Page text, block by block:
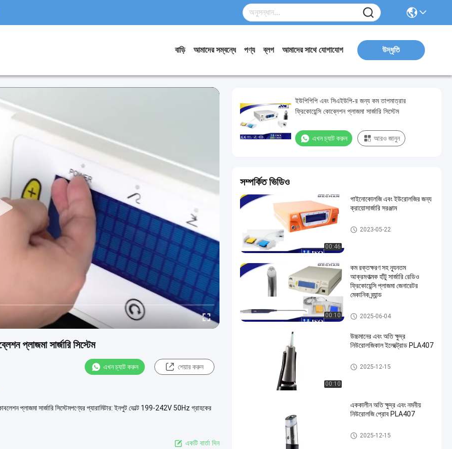
বাড়ি আমাদের সম্বন্ধে পণ্য ব্লগ আমাদের সাথে যোগাযোগ উদ্ধৃতি
প্লাজমা সার্জারি সিস্টেম
এখন চ্যাট করুন শেয়ার করুন
প্লাজমা সার্জারি সিস্টেমপণ্যের প্যারামিটার: ইনপুট ভোল্ট 199-242V 50Hz গ্রাহকের
একটি বার্তা দিন
ইউপিপিপি এবং সিএইউপি-র জন্য কম তাপমাত্রার
ফ্রিকোয়েন্সি কোব্লেশন প্লাজমা সার্জারি সিস্টেম
এখন চ্যাট করুন আরও জানুন
সম্পর্কিত ভিডিও
00:46
গাইনোকোলজি এবং ইউরোলজির জন্য
ক্রায়োসার্জারি সরঞ্জাম
প্লাজমা সার্জিকাল ডিভাইস
2023-05-22
00:10
কম রক্তক্ষরণ সহ ন্যূনতম
আক্রমণাত্মক হাঁটু সার্জারি রেডিও
ফ্রিকোয়েন্সি প্লাজমা জেনারেটর
মেকানিক ব্র্যান্ড
রেডিও ফ্রিকোয়েন্সি প্লাজমা জেনারেটর
2025-06-04
00:10
উচ্চমানের এবং অতি ক্ষুদ্র
নিউরোলজিকাল ইলেক্ট্রোড PLA407
নিউরোলজি প্লাজমা প্রোব
2025-12-15
এককালীন অতি ক্ষুদ্র এবং নমনীয়
নিউরোলজি প্রোব PLA407
নিউরোলজি প্লাজমা প্রোব
2025-12-15